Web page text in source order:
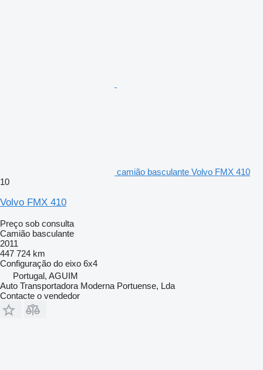
camião basculante Volvo FMX 410
10
Volvo FMX 410
Preço sob consulta
Camião basculante
2011
447 724 km
Configuração do eixo 6x4
Portugal, AGUIM
Auto Transportadora Moderna Portuense, Lda
Contacte o vendedor